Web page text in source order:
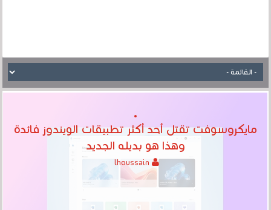
مايكروسوفت تقتل أحد أكثر تطبيقات الويندوز فائدة
وهذا هو بديله الجديد